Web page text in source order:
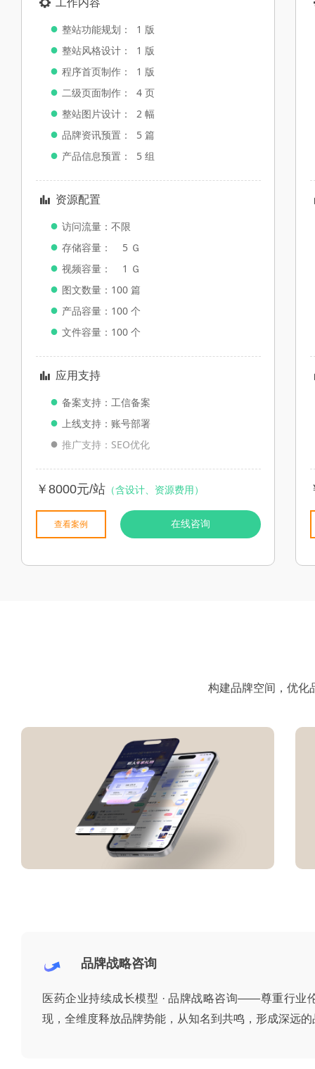
● 整站功能规划： 1 版
● 整站风格设计： 1 版
● 程序首页制作： 1 版
● 二级页面制作： 4 页
● 整站图片设计： 2 幅
● 品牌资讯预置： 5 篇
● 产品信息预置： 5 组
● 访问流量：不限
● 存储容量： 5 Ｇ
● 视频容量： 1 Ｇ
● 图文数量：100 篇
● 产品容量：100 个
● 文件容量：100 个
끶 工作内容
뀲 资源配置
在线咨询
￥8000元/站 （含设计、资源费用）
查看案例
뀲 应用支持
● 备案支持：工信备案
● 上线支持：账号部署
● 推广支持：SEO优化
构建品牌空间，优化
品牌战略咨询
医药企业持续成长模型 · 品牌战略咨询——尊重行业
现，全维度释放品牌势能，从知名到共鸣，形成深远